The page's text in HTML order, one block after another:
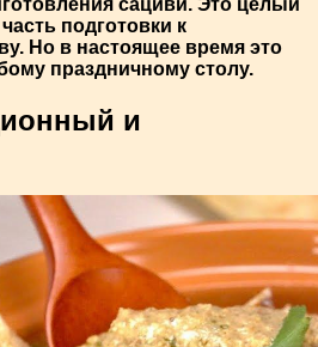
сациви. Это целый
подготовки к
Но в настоящее время это
праздничному столу.
и